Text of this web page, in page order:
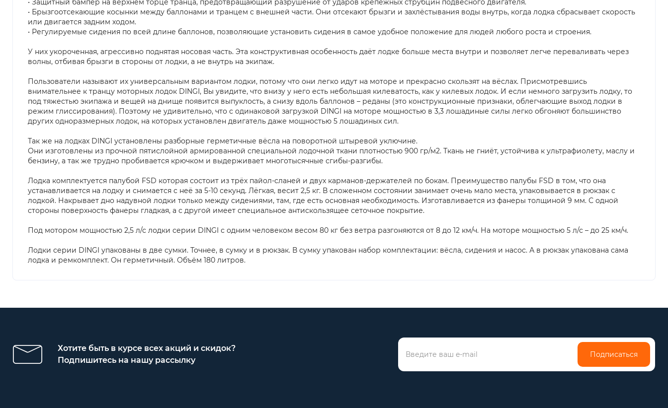
• Защитный бампер на верхнем торце транца, предотвращающий разрушение от ударов крепёжных струбцин подвесного двигателя.
• Брызгоотсекающие косынки между баллонами и транцем с внешней части. Они отсекают брызги и захлёстывания воды внутрь, когда лодка сбрасывает скорость
или двигается задним ходом.
• Регулируемые сидения по всей длине баллонов, позволяющие установить сидения в самое удобное положение для людей любого роста и строения.
У них укороченная, агрессивно поднятая носовая часть. Эта конструктивная особенность даёт лодке больше места внутри и позволяет легче переваливать через
волны, отбивая брызги в стороны от лодки, а не внутрь на экипаж.
Пользователи называют их универсальным вариантом лодки, потому что они легко идут на моторе и прекрасно скользят на вёслах. Присмотревшись
внимательнее к транцу моторных лодок DINGI, Вы увидите, что внизу у него есть небольшая килеватость, как у килевых лодок. И если немного загрузить лодку, то
под тяжестью экипажа и вещей на днище появится выпуклость, а снизу вдоль баллонов – реданы (это конструкционные признаки, облегчающие выход лодки в
режим глиссирования). Поэтому не удивительно, что с одинаковой загрузкой DINGI на моторе мощностью в 3,3 лошадиные силы легко обгоняют большинство
других одноразмерных лодок, на которых установлен двигатель даже мощностью 5 лошадиных сил.
Так же на лодках DINGI установлены разборные герметичные вёсла на поворотной штыревой уключине.
Они изготовлены из прочной пятислойной армированной специальной лодочной ткани плотностью 900 гр/м2. Ткань не гниёт, устойчива к ультрафиолету, маслу и
бензину, а так же трудно пробивается крючком и выдерживает многотысячные сгибы-разгибы.
Лодка комплектуется палубой FSD которая состоит из трёх пайол-сланей и двух карманов-держателей по бокам. Преимущество палубы FSD в том, что она
устанавливается на лодку и снимается с неё за 5-10 секунд. Лёгкая, весит 2,5 кг. В сложенном состоянии занимает очень мало места, упаковывается в рюкзак с
лодкой. Накрывает дно надувной лодки только между сидениями, там, где есть основная необходимость. Изготавливается из фанеры толщиной 9 мм. С одной
стороны поверхность фанеры гладкая, а с другой имеет специальное антискользящее сеточное покрытие.
Под мотором мощностью 2,5 л/с лодки серии DINGI с одним человеком весом 80 кг без ветра разгоняются от 8 до 12 км/ч. На моторе мощностью 5 л/с – до 25 км/ч.
Лодки серии DINGI упакованы в две сумки. Точнее, в сумку и в рюкзак. В сумку упакован набор комплектации: вёсла, сидения и насос. А в рюкзак упакована сама
лодка и ремкомплект. Он герметичный. Объём 180 литров.
Хотите быть в курсе всех акций и скидок?
Подпишитесь на нашу рассылку
Подписаться